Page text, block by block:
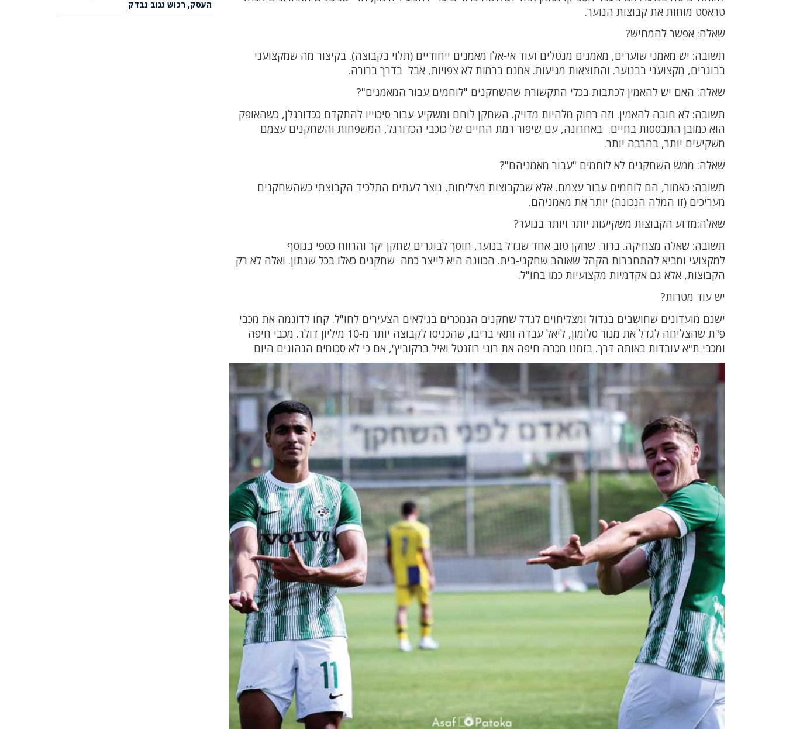
טראסט מוחות את קבוצות הנוער.
שאלה: אפשר להמחיש?
תשובה: יש מאמני שוערים, מאמנים מנטלים ועוד אי-אלו מאמנים ייחודיים (תלוי בקבוצה). בקיצור מה שמקצועני
בבוגרים, מקצועני בבנוער. והתוצאות מגיעות. אמנם ברמות לא צפויות, אבל בדרך ברורה.
שאלה: האם יש להאמין לכתבות בכלי התקשורת שהשחקנים "לוחמים עבור המאמנים"?
תשובה: לא חובה להאמין. וזה רחוק מלהיות מדויק. השחקן לוחם ומשקיע עבור סיכוייו להתקדם ככדורגלן, כשהאופק
הוא כמובן התבססות בחיים. באחרונה, עם שיפור רמת החיים של כוכבי הכדורגל, המשפחות והשחקנים עצמם
משקיעים יותר, בהרבה יותר.
שאלה: ממש השחקנים לא לוחמים "עבור מאמניהם"?
תשובה: כאמור, הם לוחמים עבור עצמם. אלא שבקבוצות מצליחות, נוצר לעתים התלכיד הקבוצתי כשהשחקנים
מעריכים (זו המלה הנכונה) יותר את מאמניהם.
שאלה:מדוע הקבוצות משקיעות יותר ויותר בנוער?
תשובה: שאלה מצחיקה. ברור. שחקן טוב אחד שגדל בנוער, חוסך לבוגרים שחקן יקר והרווח כספי בנוסף
למקצועי ומביא להתחברות הקהל שאוהב שחקני-בית. הכוונה היא לייצר כמה שחקנים כאלו בכל שנתון. ואלה לא רק
הקבוצות, אלא גם אקדמיות מקצועיות כמו בחו"ל.
יש עוד מטרות?
ישנם מועדונים שחושבים בגדול ומצליחוים לגדל שחקנים הנמכרים בגילאים הצעירים לחו"ל. קחו לדוגמה את מכבי
פ"ת שהצליחה לגדל את מנור סלומון, ליאל עבדה ותאי בריבו, שהכניסו לקבוצה יותר מ-10 מיליון דולר. מכבי חיפה
ומכבי ת"א עובדות באותה דרך. בזמנו מכרה חיפה את רוני רוזנטל ואיל ברקוביץ', אם כי לא סכומים הנהוגים היום
העסק, רכוש גנוב נבדק